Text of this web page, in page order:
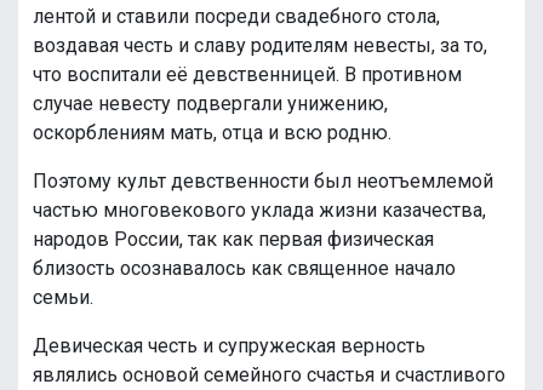
лентой и ставили посреди свадебного стола,
воздавая честь и славу родителям невесты, за то,
что воспитали её девственницей. В противном
случае невесту подвергали унижению,
оскорблениям мать, отца и всю родню.
Поэтому культ девственности был неотъемлемой
частью многовекового уклада жизни казачества,
народов России, так как первая физическая
близость осознавалось как священное начало
семьи.
Девическая честь и супружеская верность
являлись основой семейного счастья и счастливого